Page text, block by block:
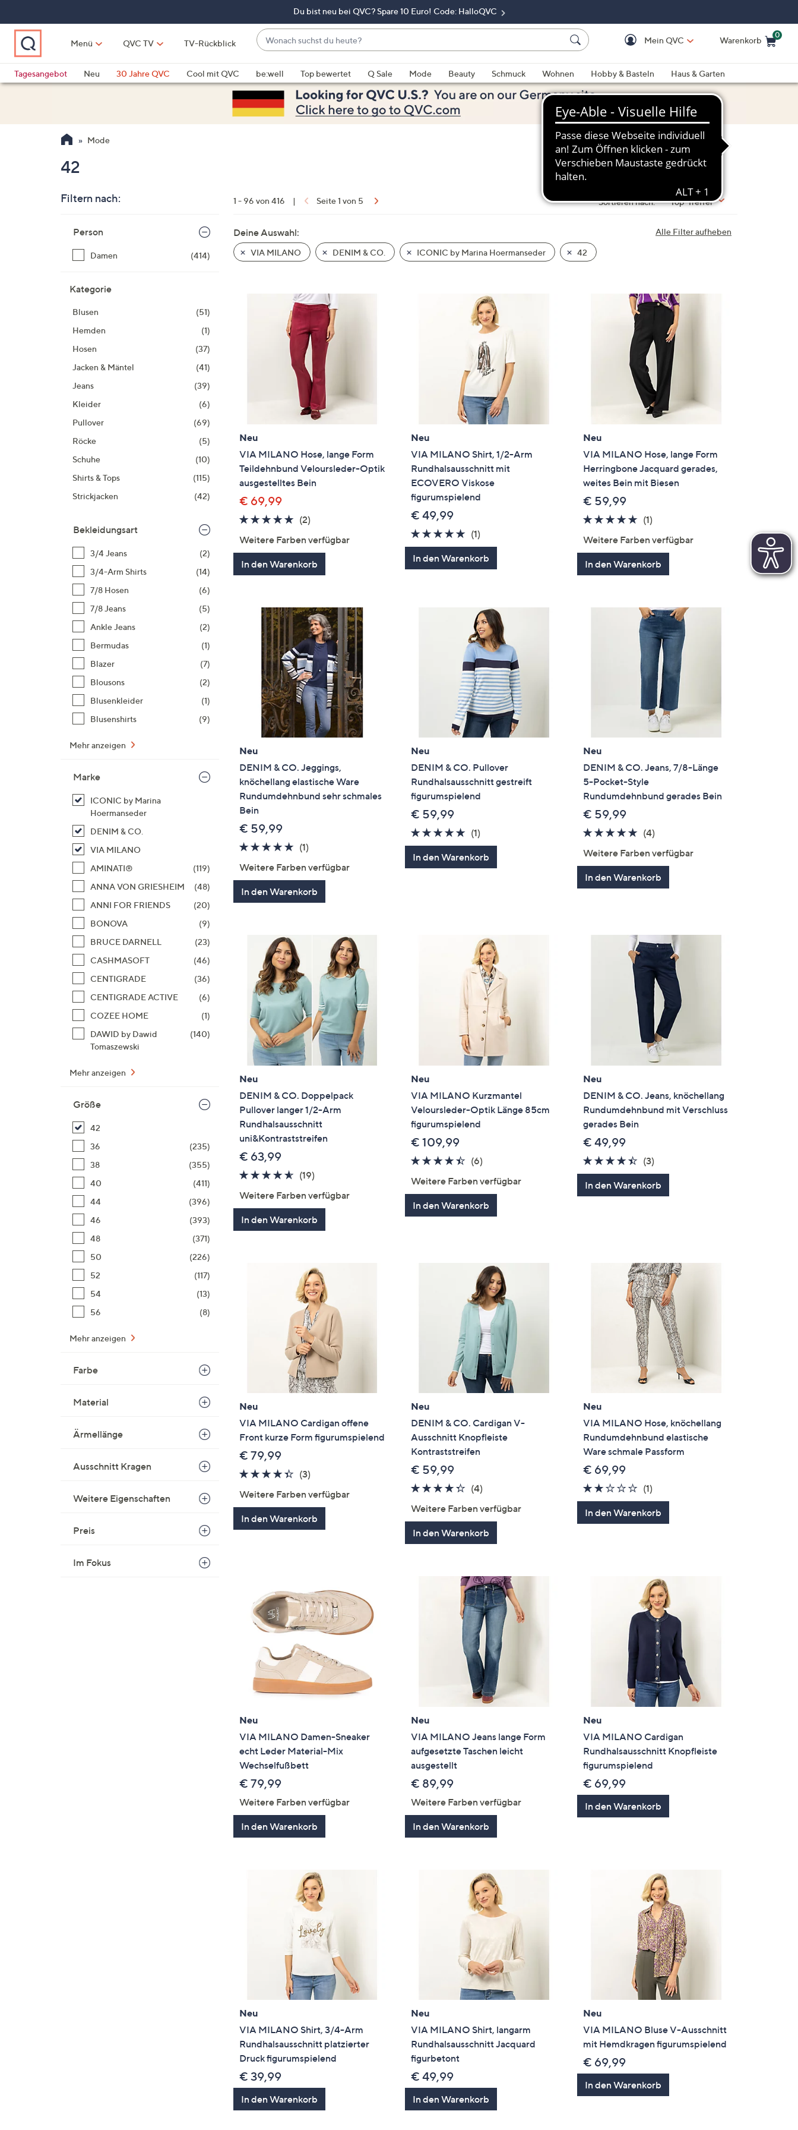
springen
Du bist neu bei QVC? Spare 10 Euro! Code: HalloQVC
Menü QVC TV TV-Rückblick
Wonach
suchst
du
heute?
Vorschläge
verfügbar
sind,
verwenden
und
unten
oder
wischen
Geräten
anzuzeigen.
Mein QVC Warenkorb
0
Tagesangebot
Neu 30 Jahre QVC Cool mit QVC be:well Top bewertet Q Sale Mode Beauty Schmuck Wohnen Hobby & Basteln
Haus & Garten
Mode
42
Filtern nach:
Produktliste
Person
Damen (414)
Kategorie
Blusen
(51)
Hemden
(1)
Hosen
(37)
Jacken & Mäntel
(41)
Jeans
(39)
Kleider
(6)
Pullover
(69)
Röcke
(5)
Schuhe
(10)
Shirts & Tops
(115)
Strickjacken
(42)
Bekleidungsart
3/4 Jeans
(2)
3/4-Arm Shirts
(14)
7/8 Hosen
(6)
7/8 Jeans
(5)
Ankle Jeans
(2)
Bermudas
(1)
Blazer
(7)
Blousons
(2)
Blusenkleider
(1)
Blusenshirts
(9)
Mehr anzeigen
Marke
ICONIC by Marina
Hoermanseder
DENIM & CO.
VIA MILANO
AMINATI®
(119)
ANNA VON GRIESHEIM
(48)
ANNI FOR FRIENDS
(20)
BONOVA
(9)
BRUCE DARNELL
(23)
CASHMASOFT
(46)
CENTIGRADE
(36)
CENTIGRADE ACTIVE
(6)
COZEE HOME
(1)
DAWID by Dawid
Tomaszewski
(140)
Mehr anzeigen
Größe
42
36
(235)
38
(355)
40
(411)
44
(396)
46
(393)
48
(371)
50
(226)
52
(117)
54
(13)
56
(8)
Mehr anzeigen
Farbe
Material
Ärmellänge
Ausschnitt Kragen
Weitere Eigenschaften
Preis
Im Fokus
1 - 96 von 416 | Seite 1 von 5 Sortieren nach: Top-Treffer
Alle Filter aufheben
Deine Auswahl:
VIA MILANO DENIM & CO. ICONIC by Marina Hoermanseder 42
Neu
VIA MILANO Hose, lange Form
Teildehnbund Veloursleder-Optik
ausgestelltes Bein
€ 69,99
5.0
5
(2)2
Weitere Farben verfügbar
In den Warenkorb
Neu
VIA MILANO Shirt, 1/2-Arm
Rundhalsausschnitt mit
ECOVERO Viskose
figurumspielend
€ 49,99
5.0
von
5
(1)
Bewertungen
In den Warenkorb
Neu
VIA MILANO Hose, lange Form
Herringbone Jacquard gerades,
weites Bein mit Biesen
€ 59,99
5.0
5
(1)
Weitere Farben verfügbar
In den Warenkorb
Neu
DENIM & CO. Jeggings,
knöchellang elastische Ware
Rundumdehnbund sehr schmales
Bein
€ 59,99
5.0
(1)1
Weitere Farben verfügbar
In den Warenkorb
Neu
DENIM & CO. Pullover
Rundhalsausschnitt gestreift
figurumspielend
€ 59,99
5.0
von
5
(1)
Bewertungen
In den Warenkorb
Neu
DENIM & CO. Jeans, 7/8-Länge
5-Pocket-Style
Rundumdehnbund gerades Bein
€ 59,99
4.8
(4)
Weitere Farben verfügbar
In den Warenkorb
Neu
DENIM & CO. Doppelpack
Pullover langer 1/2-Arm
Rundhalsausschnitt
uni&Kontraststreifen
€ 63,99
4.5
5
(19)19
Weitere Farben verfügbar
In den Warenkorb
Neu
VIA MILANO Kurzmantel
Veloursleder-Optik Länge 85cm
figurumspielend
€ 109,99
4.3
5
(6)
Weitere Farben verfügbar
In den Warenkorb
Neu
DENIM & CO. Jeans, knöchellang
Rundumdehnbund mit Verschluss
gerades Bein
€ 49,99
4.3
von
5
(3)
Bewertungen
In den Warenkorb
Neu
VIA MILANO Cardigan offene
Front kurze Form figurumspielend
€ 79,99
4.3
(3)3
Weitere Farben verfügbar
In den Warenkorb
Neu
DENIM & CO. Cardigan V-
Ausschnitt Knopfleiste
Kontraststreifen
€ 59,99
4.2
(4)
Weitere Farben verfügbar
In den Warenkorb
Neu
VIA MILANO Hose, knöchellang
Rundumdehnbund elastische
Ware schmale Passform
€ 69,99
2.0
von
5
(1)
Bewertungen
In den Warenkorb
Neu
VIA MILANO Damen-Sneaker
echt Leder Material-Mix
Wechselfußbett
€ 79,99
Weitere Farben verfügbar
In den Warenkorb
Neu
VIA MILANO Jeans lange Form
aufgesetzte Taschen leicht
ausgestellt
€ 89,99
Weitere Farben verfügbar
In den Warenkorb
Neu
VIA MILANO Cardigan
Rundhalsausschnitt Knopfleiste
figurumspielend
€ 69,99
In den Warenkorb
Neu
VIA MILANO Shirt, 3/4-Arm
Rundhalsausschnitt platzierter
Druck figurumspielend
€ 39,99
In den Warenkorb
Neu
VIA MILANO Shirt, langarm
Rundhalsausschnitt Jacquard
figurbetont
€ 49,99
In den Warenkorb
Neu
VIA MILANO Bluse V-Ausschnitt
mit Hemdkragen figurumspielend
€ 69,99
In den Warenkorb